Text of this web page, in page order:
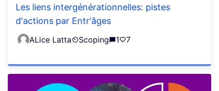
Les liens intergénérationnelles: pistes
d'actions par Entr'âges
ALice Latta Scoping 1 7